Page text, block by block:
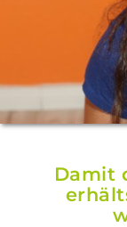
Damit